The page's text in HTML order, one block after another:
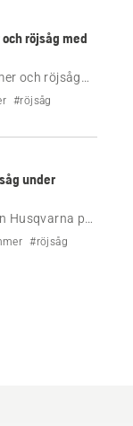
röjsåg med
och röjsåg
#röjsåg
under
Husqvarna på
skyddar
#röjsåg